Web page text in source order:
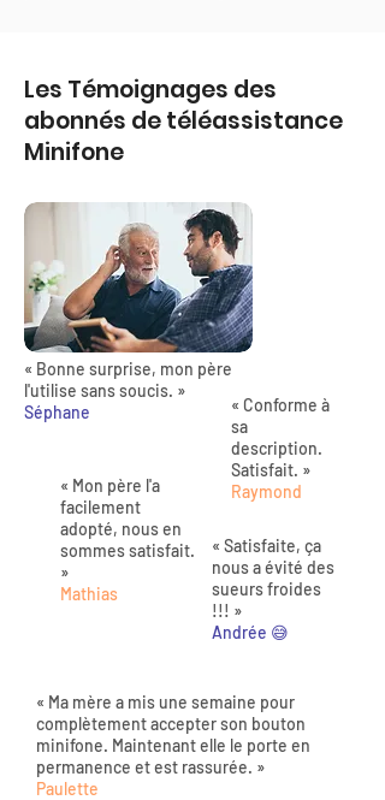
Les Témoignages des
abonnés de téléassistance
Minifone
« Bonne surprise, mon père
l'utilise sans soucis. »
Séphane
« Mon père l'a
facilement
adopté, nous en
sommes satisfait.
»
Mathias
« Conforme à
sa
description.
Satisfait. »
Raymond
« Satisfaite, ça
nous a évité des
sueurs froides
!!! »
Andrée 😅
« Ma mère a mis une semaine pour
complètement accepter son bouton
minifone. Maintenant elle le porte en
permanence et est rassurée. »
Paulette